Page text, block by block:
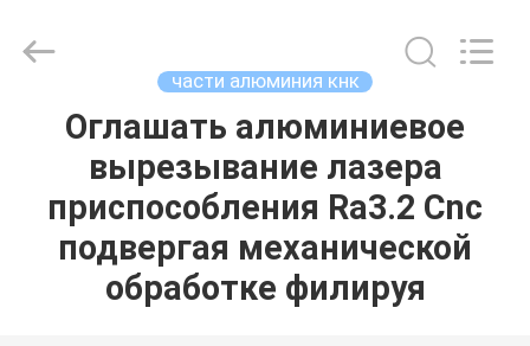
ДОМОЙ
ПРОДУКТЫ
Technology
части алюминия кнк
Оглашать алюминиевое
вырезывание лазера
приспособления Ra3.2 Cnc
подвергая механической
обработке филируя